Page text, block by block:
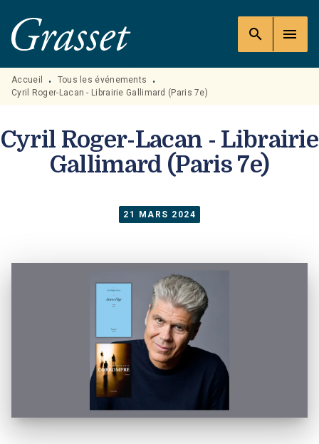
MENU RECHERCHE
PIED DE PAGE
search menu
Accueil • Tous les événements
•
Cyril Roger-Lacan - Librairie Gallimard (Paris 7e)
Cyril Roger-Lacan - Librairie
Gallimard (Paris 7e)
21 MARS 2024